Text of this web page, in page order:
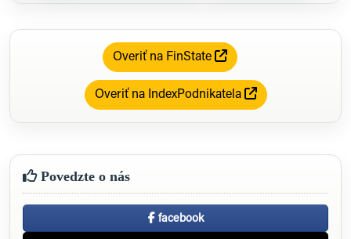
Overiť na FinState
Overiť na IndexPodnikatela
Povedzte o nás
facebook